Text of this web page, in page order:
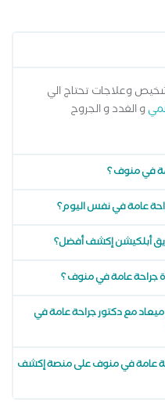
وعلاجات تحتاج الي
و الغدد و الجروح
في منوف ؟
عامة في نفس اليوم؟
أبلكيشن إكشف أفضل؟
عامة في منوف ؟
مع دكتور جراحة عامة في
عامة في منوف على منصة إكشف